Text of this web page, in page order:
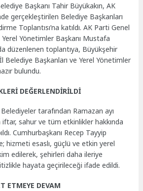
Başkanı Tahir Büyükakın, AK
gerçekleştirilen Belediye Başkanları
Toplantısı’na katıldı. AK Parti Genel
Yerel Yönetimler Başkanı Mustafa
düzenlenen toplantıya, Büyükşehir
Belediye Başkanları ve Yerel Yönetimler
bulundu.
DEĞERLENDİRİLDİ
tarafından Ramazan ayı
sahur ve tüm etkinlikler hakkında
Cumhurbaşkanı Recep Tayyip
hizmeti esaslı, güçlü ve etkin yerel
edilerek, şehirleri daha ileriye
hayata geçirileceği ifade edildi.
ETMEYE DEVAM